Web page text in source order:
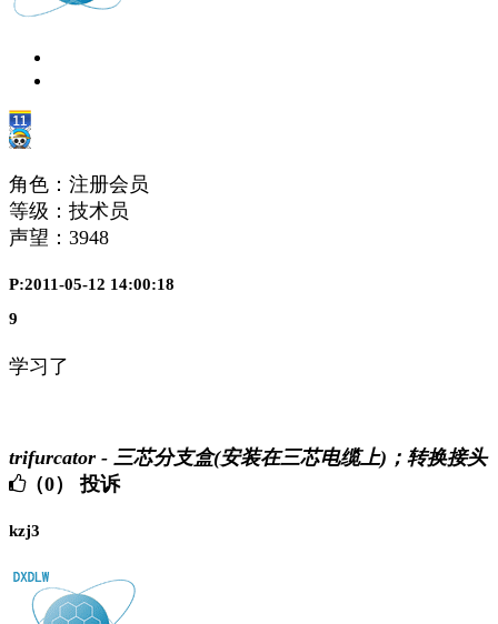
角色：注册会员
等级：技术员
声望： 3948
P:2011-05-12 14:00:18
9
学习了
trifurcator - 三芯分支盒(安装在三芯电缆上)；转换接头
（0）
投诉
kzj3